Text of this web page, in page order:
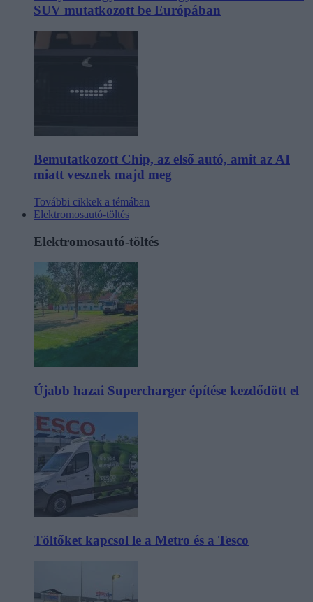
SUV mutatkozott be Európában
Bemutatkozott Chip, az első autó, amit az AI
miatt vesznek majd meg
További cikkek a témában
Elektromosautó-töltés
Elektromosautó-töltés
Újabb hazai Supercharger építése kezdődött el
Töltőket kapcsol le a Metro és a Tesco